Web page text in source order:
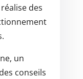
des
un
conseils